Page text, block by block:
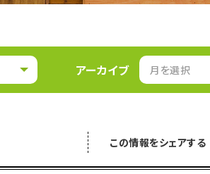
この情報をシェアする
アーカイブ